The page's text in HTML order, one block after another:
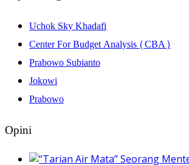
Uchok Sky Khadafi
Center For Budget Analysis (CBA)
Prabowo Subianto
Jokowi
Prabowo
Opini